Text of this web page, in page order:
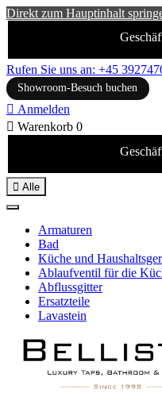
Direkt zum Hauptinhalt
Rufen Sie uns an: +45
Showroom-Besuch buchen
 Anmelden
 Warenkorb 0
 Alle
Armaturen
Bad
Küche und
Ablaufventil für die
Abflussgitter
Ersatzteile
Lavastein